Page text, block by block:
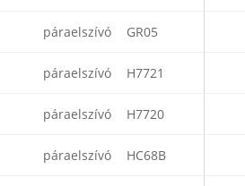
páraelszívó GR05
páraelszívó H7721
páraelszívó H7720
páraelszívó HC68B